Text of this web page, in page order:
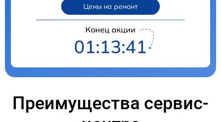
Цены на ремонт
Конец акции
01:13:40
Преимущества сервис-